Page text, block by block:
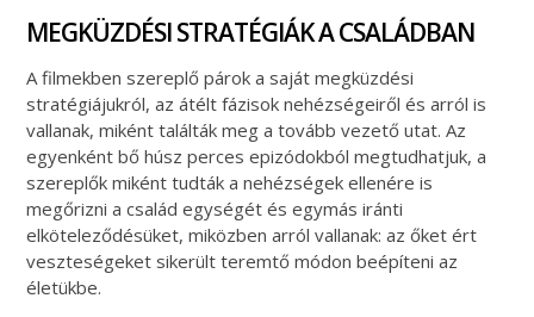
MEGKÜZDÉSI STRATÉGIÁK A CSALÁDBAN
A filmekben szereplő párok a saját megküzdési
stratégiájukról, az átélt fázisok nehézségeiről és arról is
vallanak, miként találták meg a tovább vezető utat. Az
egyenként bő húsz perces epizódokból megtudhatjuk, a
szereplők miként tudták a nehézségek ellenére is
megőrizni a család egységét és egymás iránti
elköteleződésüket, miközben arról vallanak: az őket ért
veszteségeket sikerült teremtő módon beépíteni az
életükbe.